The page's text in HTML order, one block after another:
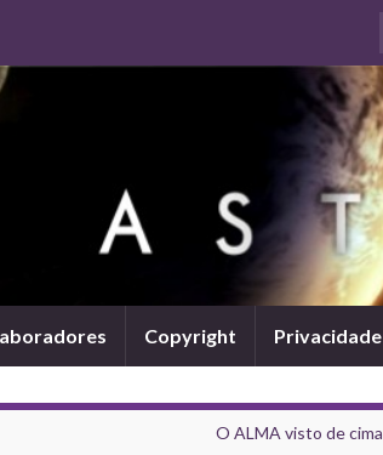
Copyright Privacidade
O ALMA visto de cima